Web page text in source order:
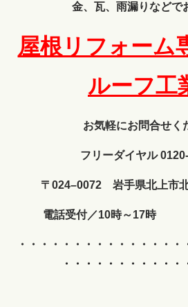
金、瓦、雨漏りなどで
屋根リフォーム
ルーフ工
お気軽にお問合せく
フリーダイヤル
〒024–0072 岩手県北上市
電話受付／10時～17時
・・・・・・・・・・・・
・・・
・・・・・・・・・・・